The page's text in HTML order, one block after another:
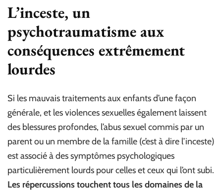
L’inceste, un
psychotraumatisme aux
conséquences extrêmement
lourdes
Si les mauvais traitements aux enfants d’une façon
générale, et les violences sexuelles également laissent
des blessures profondes, l’abus sexuel commis par un
parent ou un membre de la famille (c’est à dire l’inceste)
est associé à des symptômes psychologiques
particulièrement lourds pour celles et ceux qui l’ont subi.
Les répercussions touchent tous les domaines de la